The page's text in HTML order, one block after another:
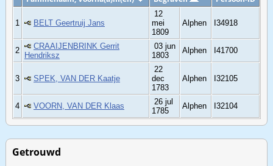
1 BELT Geertruij Jans
12
mei
1809
Alphen I34918
2
CRAAIJENBRINK Gerrit
Hendriksz
03 jun
1803
Alphen I41700
3 SPEK, VAN DER Kaatje
22
dec
1783
Alphen I32105
4 VOORN, VAN DER Klaas
26 jul
1785
Alphen I32104
Getrouwd